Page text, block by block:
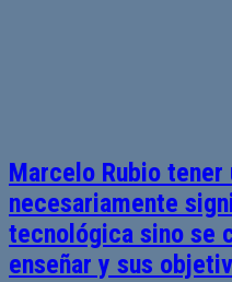
Marcelo Rubio tener
necesariamente
tecnológica sino se
enseñar y sus